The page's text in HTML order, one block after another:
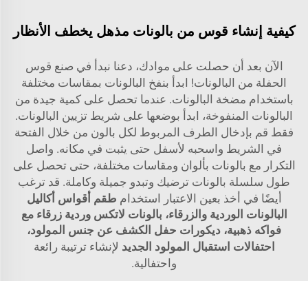
كيفية إنشاء قوس من بالونات مذهل يخطف الأنظار
الآن بعد أن حصلت على موادك، دعنا نبدأ في صنع قوس
الحفلة من البالونات! ابدأ بنفخ البالونات بمقاسات مختلفة
باستخدام مضخة البالونات. عندما تحصل على كمية جيدة من
البالونات المنفوخة، ابدأ بوضعها على شريط تزيين البالونات.
فقط قم بإدخال الطرف المربوط لكل بالون من خلال الفتحة
في الشريط واسحبه لأسفل حتى يثبت في مكانه. واصل
التكرار مع بالونات بألوان ومقاسات مختلفة، حتى تحصل على
طول سلسلة بالونات ترضيك وتبدو جميلة وكاملة. قد ترغب
أيضًا في أخذ بعين الاعتبار استخدام طقم أقواس أكاليل
البالونات الوردية والزرقاء، بالونات لاتكس وردية زرقاء مع
فواكه ذهبية، ديكورات حفل الكشف عن جنس المولود،
احتفالات استقبال المولود الجديد لإنشاء ترتيبة رائعة
واحتفالية.